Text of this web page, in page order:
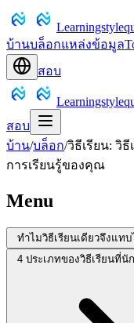
บ้านบล็อกแหล่งข้อมูล
สอบ
สอบ
บ้าน/บล็อก/วิธีเรียน: วิ
การเรียนรู้ของคุณ
Menu
ทำไมวิธีเรียนเดียวจึงแท
4 ประเภทของวิธีเรียนที่นั